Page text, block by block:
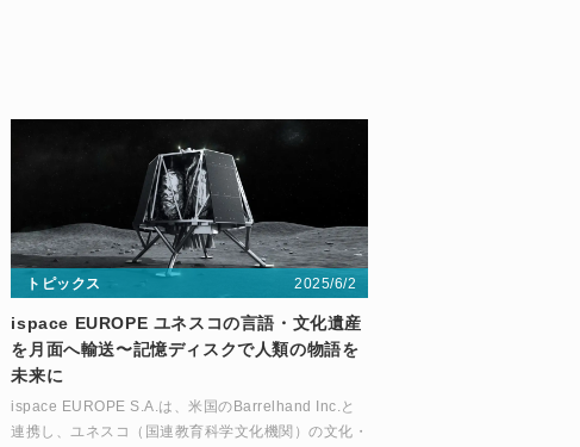
トピックス 2025/6/2
ispace EUROPE ユネスコの言語・文化遺産
を月面へ輸送〜記憶ディスクで人類の物語を
未来に
ispace EUROPE S.A.は、米国のBarrelhand Inc.と
連携し、ユネスコ（国連教育科学文化機関）の文化・